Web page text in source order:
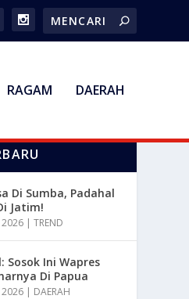
RAGAM DAERAH
Di Sumba, Padahal
Jatim!
|TREND
Sosok Ini Wapres
Di Papua
| DAERAH